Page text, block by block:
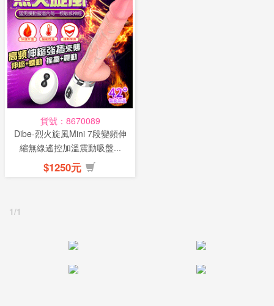
貨號：8670089
Dibe-烈火旋風Mini 7段變頻伸
縮無線遙控加溫震動吸盤...
$1250元
1/1